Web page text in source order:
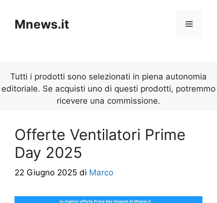
contenuto
Mnews.it Menu
Tutti i prodotti sono selezionati in piena autonomia
editoriale. Se acquisti uno di questi prodotti, potremmo
ricevere una commissione.
Offerte Ventilatori Prime
Day 2025
22 Giugno 2025 di Marco